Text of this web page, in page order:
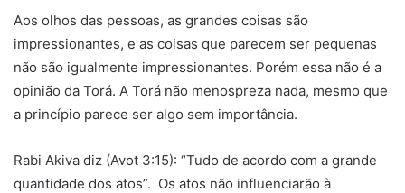
Aos olhos das pessoas, as grandes coisas são
impressionantes, e as coisas que parecem ser pequenas
não são igualmente impressionantes. Porém essa não é a
opinião da Torá. A Torá não menospreza nada, mesmo que
a princípio parece ser algo sem importância.
Rabi Akiva diz (Avot 3:15): “Tudo de acordo com a grande
quantidade dos atos”. Os atos não influenciarão à